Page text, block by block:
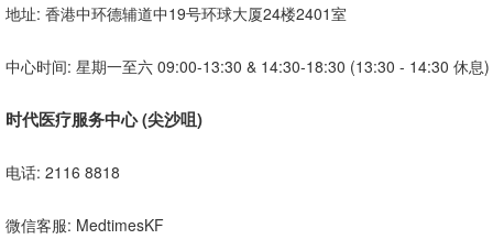
地址: 香港中环德辅道中19号环球大厦24楼2401室
中心时间: 星期一至六 09:00-13:30 & 14:30-18:30 (13:30 - 14:30 休息)
时代医疗服务中心 (尖沙咀)
电话: 2116 8818
微信客服: MedtimesKF